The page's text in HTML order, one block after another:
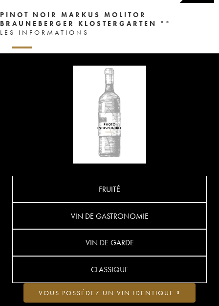
PINOT NOIR MARKUS MOLITOR
BRAUNEBERGER KLOSTERGARTEN °°
LES INFORMATIONS
FRUITÉ
VIN DE GASTRONOMIE
VIN DE GARDE
CLASSIQUE
VOUS POSSÉDEZ UN VIN IDENTIQUE ?